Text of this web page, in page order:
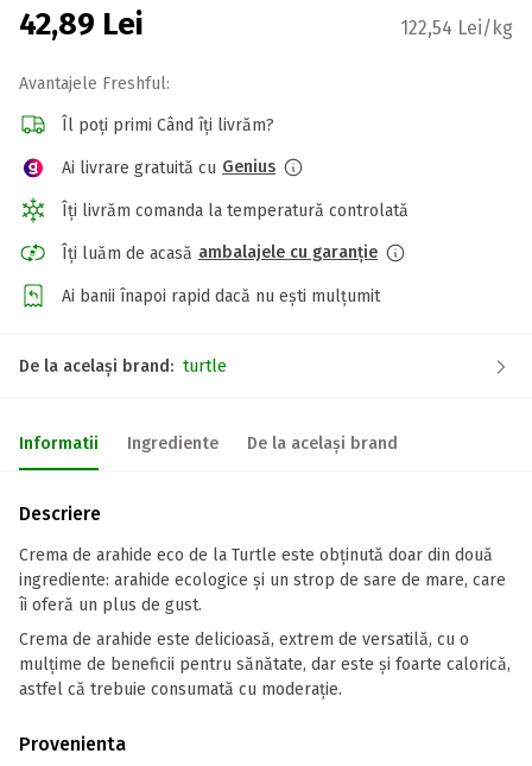
42,89 Lei 122,54 Lei/kg
Avantajele Freshful:
Îl poți primi Când îți livrăm?
Ai livrare gratuită cu Genius
Îți livrăm comanda la temperatură controlată
Îți luăm de acasă ambalajele cu garanție
Ai banii înapoi rapid dacă nu ești mulțumit
De la același brand: turtle
Informatii Ingrediente De la același brand
Descriere
Crema de arahide eco de la Turtle este obținută doar din două
ingrediente: arahide ecologice și un strop de sare de mare, care
îi oferă un plus de gust.
Crema de arahide este delicioasă, extrem de versatilă, cu o
mulțime de beneficii pentru sănătate, dar este și foarte calorică,
astfel că trebuie consumată cu moderație.
Provenienta